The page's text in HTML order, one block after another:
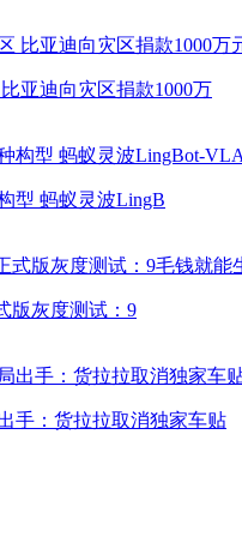
亚迪向灾区捐款1000万
型 蚂蚁灵波LingB
版灰度测试：9
手：货拉拉取消独家车贴